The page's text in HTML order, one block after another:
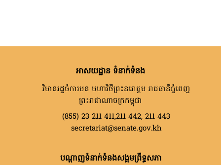
អាសយដ្ឋាន ទំនាក់ទំនង
វិមានរដ្ឋចំការមន មហាវិថីព្រះនរោត្តម រាជធានីភ្នំពេញ
ព្រះរាជាណាចក្រកម្ពុជា
(855) 23 211 411,211 442, 211 443
secretariat@senate.gov.kh
បណ្តាញទំនាក់ទំនងសង្គមព្រឹទ្ធសភា